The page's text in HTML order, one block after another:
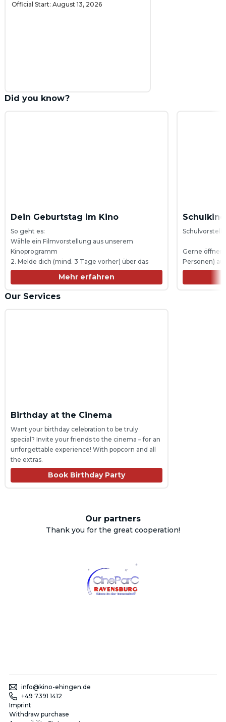
Official Start: August 13, 2026
Did you know?
Dein Geburtstag im Kino
So geht es:
Wähle ein Filmvorstellung aus unserem
Kinoprogramm
2. Melde dich (mind. 3 Tage vorher) über das
Formular auf unserer Website
  oder telefonischan an.
... das war es schon. Wir freuen uns auf Dich.
Mehr erfahren
Schulkino
Gerne öffnen
Personen)
Spielzeiten
Egal ob für
Our Services
Birthday at the Cinema
Want your birthday celebration to be truly
special? Invite your friends to the cinema – for an
unforgettable experience! With popcorn and all
the extras.
Book Birthday Party
Our partners
Thank you for the great cooperation!
info@kino-ehingen.de
+49 7391 1412
Imprint
Withdraw purchase